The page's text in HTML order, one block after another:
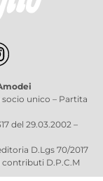
unico – Partita
del 29.03.2002 –
D.Lgs 70/2017
contributi D.P.C.M